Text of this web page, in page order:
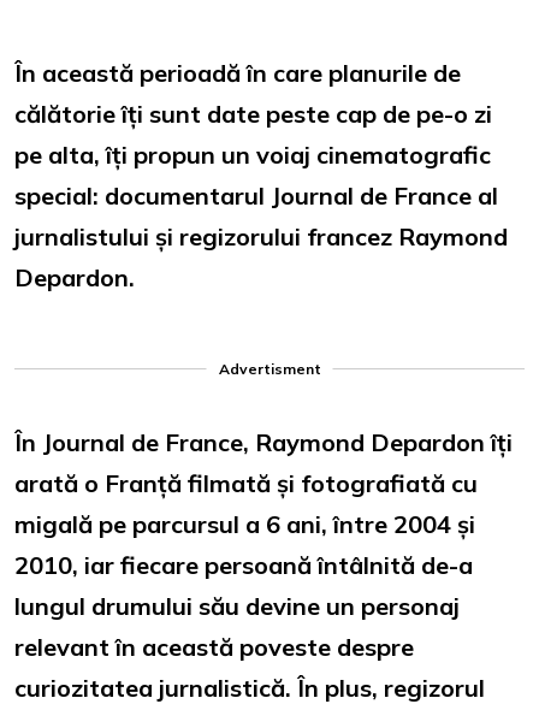
În această perioadă în care planurile de
călătorie îți sunt date peste cap de pe-o zi
pe alta, îți propun un voiaj cinematografic
special: documentarul Journal de France al
jurnalistului și regizorului francez Raymond
Depardon.
Advertisment
În Journal de France, Raymond Depardon îți
arată o Franță filmată și fotografiată cu
migală pe parcursul a 6 ani, între 2004 și
2010, iar fiecare persoană întâlnită de-a
lungul drumului său devine un personaj
relevant în această poveste despre
curiozitatea jurnalistică. În plus, regizorul